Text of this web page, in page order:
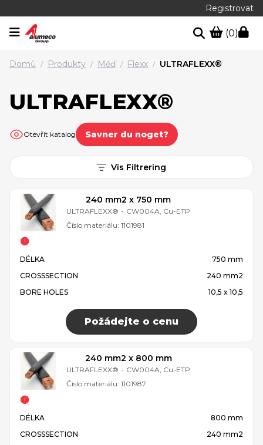
Registrovat
(0)
Domů / Produkty / Měď / Flexx / ULTRAFLEXX®
ULTRAFLEXX®
Otevřít katalog Savner du noget?
Vis Filtrering
240 mm2 x 750 mm
ULTRAFLEXX® - CW004A, Cu-ETP
Číslo materiálu: 1101981
DÉLKA
750 mm
CROSSSECTION
240 mm2
BORE HOLES
10,5 x 10,5
Požádejte o cenu
240 mm2 x 800 mm
ULTRAFLEXX® - CW004A, Cu-ETP
Číslo materiálu: 1101987
DÉLKA
800 mm
CROSSSECTION
240 mm2